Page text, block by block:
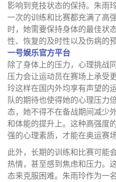
影响到竞技状态的保持。朱雨
一次的训练和比赛都充满了高
时，她需要保持身体的最佳状
性、恢复的及时性以及伤病的
一号娱乐官方平台
除了身体上的压力，心理挑战
压力会让运动员在赛场上承受
玲这样在国内外均享有声望的
队的期待也使得她的心理压力
态，她不得不在备战期间减少
和体能的提升上。这种高强度
强的心理素质，才能在奥运赛
此外，长期的训练和比赛可能
热情，甚至感到焦虑和压力。
态来克服困难。朱雨玲作为一